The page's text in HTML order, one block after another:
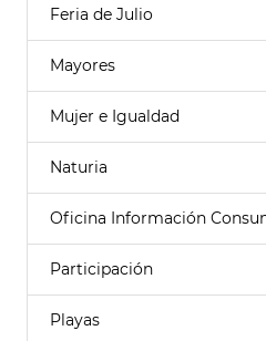
Feria de Julio
Mayores
Mujer e Igualdad
Naturia
Oficina Información
Participación
Playas